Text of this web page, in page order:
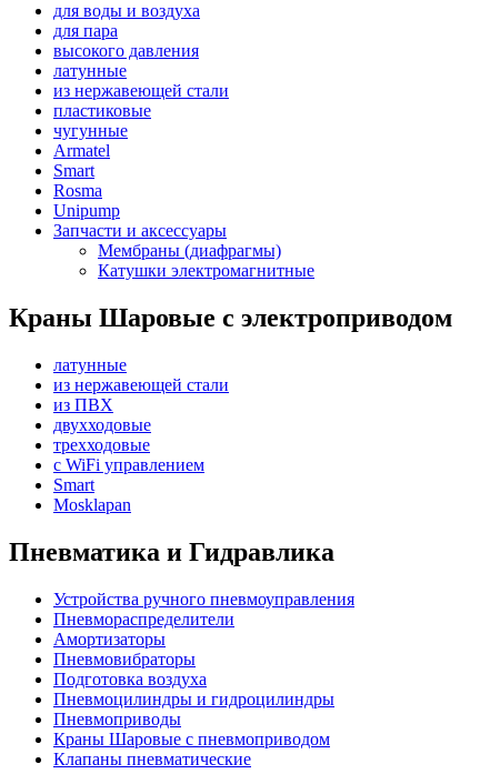
для воды и воздуха
для пара
высокого давления
латунные
из нержавеющей стали
пластиковые
чугунные
Armatel
Smart
Rosma
Unipump
Запчасти и аксессуары
Мембраны (диафрагмы)
Катушки электромагнитные
Краны Шаровые с электроприводом
латунные
из нержавеющей стали
из ПВХ
двухходовые
трехходовые
с WiFi управлением
Smart
Mosklapan
Пневматика и Гидравлика
Устройства ручного пневмоуправления
Пневмораспределители
Амортизаторы
Пневмовибраторы
Подготовка воздуха
Пневмоцилиндры и гидроцилиндры
Пневмоприводы
Краны Шаровые с пневмоприводом
Клапаны пневматические